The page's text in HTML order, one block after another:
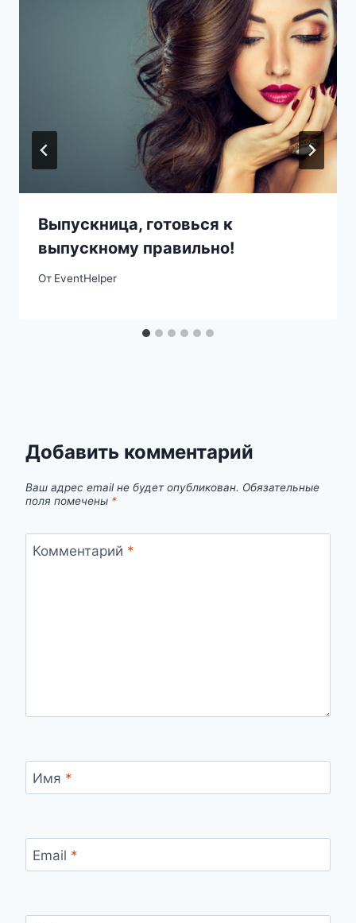
Выпускница, готовься к
выпускному правильно!
От EventHelper
Добавить комментарий
Ваш адрес email не будет опубликован. Обязательные
поля помечены *
Комментарий *
Имя *
Email *